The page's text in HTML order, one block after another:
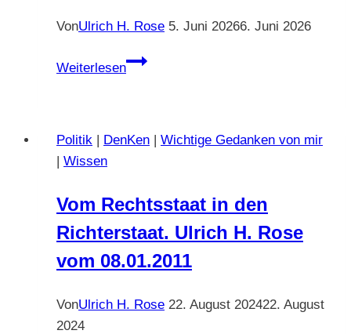
VonUlrich H. Rose 5. Juni 20266. Juni 2026
Weiterlesen
Corona-
bitteren
Ende.
Nr.
Politik | DenKen | Wichtige Gedanken von mir
| Wissen
Vom Rechtsstaat in den
Richterstaat. Ulrich H. Rose
vom 08.01.2011
VonUlrich H. Rose 22. August 202422. August
2024